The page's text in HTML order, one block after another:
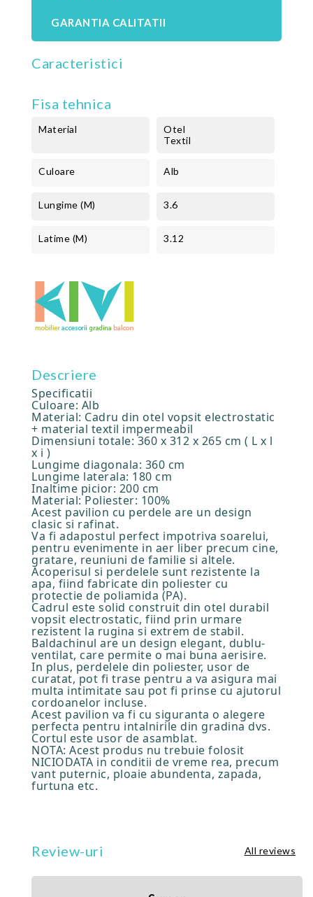
GARANTIA CALITATII
Caracteristici
Fisa tehnica
Material
Otel
Textil
Culoare Alb
Lungime (m) 3.6
Latime (m) 3.12
Descriere
Specificatii
Culoare: Alb
Material: Cadru din otel vopsit electrostatic
+ material textil impermeabil
Dimensiuni totale: 360 x 312 x 265 cm ( L x l
x i )
Lungime diagonala: 360 cm
Lungime laterala: 180 cm
Inaltime picior: 200 cm
Material: Poliester: 100%
Acest pavilion cu perdele are un design
clasic si rafinat.
Va fi adapostul perfect impotriva soarelui,
pentru evenimente in aer liber precum cine,
gratare, reuniuni de familie si altele.
Acoperisul si perdelele sunt rezistente la
apa, fiind fabricate din poliester cu
protectie de poliamida (PA).
Cadrul este solid construit din otel durabil
vopsit electrostatic, fiind prin urmare
rezistent la rugina si extrem de stabil.
Baldachinul are un design elegant, dublu-
ventilat, care permite o mai buna aerisire.
In plus, perdelele din poliester, usor de
curatat, pot fi trase pentru a va asigura mai
multa intimitate sau pot fi prinse cu ajutorul
cordoanelor incluse.
Acest pavilion va fi cu siguranta o alegere
perfecta pentru intalnirile din gradina dvs.
Cortul este usor de asamblat.
NOTA: Acest produs nu trebuie folosit
NICIODATA in conditii de vreme rea, precum
vant puternic, ploaie abundenta, zapada,
furtuna etc.
Review-uri All reviews